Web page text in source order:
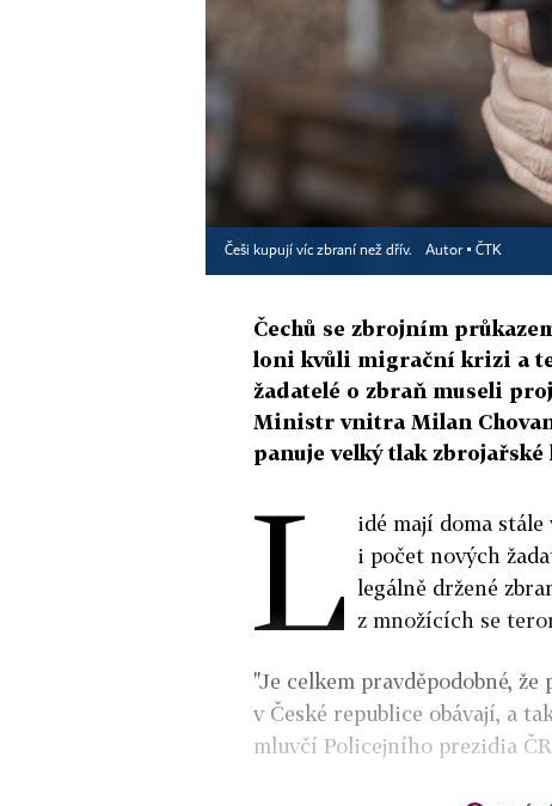
Češi kupují víc zbraní než dřív. Autor ▪ ČTK
Čechů se zbrojním
loni kvůli migrační krizi a
žadatelé o zbraň museli
Ministr vnitra Milan
panuje velký tlak zbrojařské
L idé mají doma
i počet nových
legálně držené
z množících se
"Je celkem pravděpodobné,
v České republice obávají, a
mluvčí Policejního prezidia